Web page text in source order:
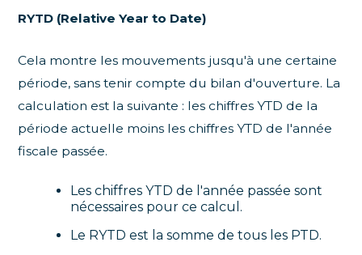
RYTD (Relative Year to Date)
Cela montre les mouvements jusqu'à une certaine
période, sans tenir compte du bilan d'ouverture. La
calculation est la suivante : les chiffres YTD de la
période actuelle moins les chiffres YTD de l'année
fiscale passée.
Les chiffres YTD de l'année passée sont
nécessaires pour ce calcul.
Le RYTD est la somme de tous les PTD.